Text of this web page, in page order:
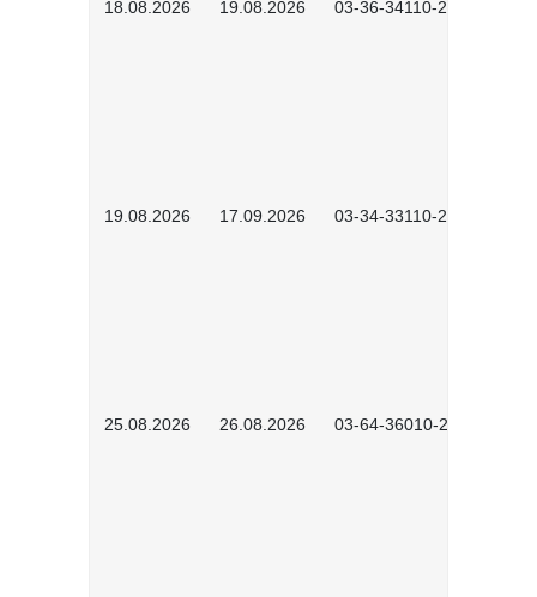
18.08.2026 19.08.2026 03-36-34110-2601
19.08.2026 17.09.2026 03-34-33110-2605
25.08.2026 26.08.2026 03-64-36010-2601